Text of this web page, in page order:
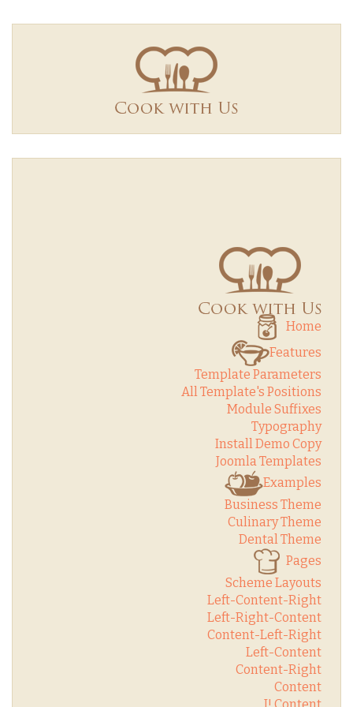
Home
Features
Template Parameters
All Template's Positions
Module Suffixes
Typography
Install Demo Copy
Joomla Templates
Examples
Business Theme
Culinary Theme
Dental Theme
Pages
Scheme Layouts
Left-Content-Right
Left-Right-Content
Content-Left-Right
Left-Content
Content-Right
Content